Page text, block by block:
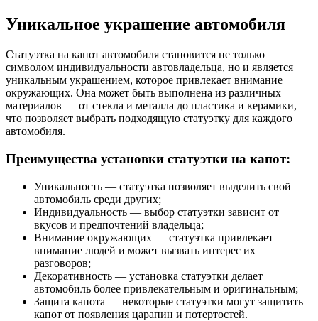
Уникальное украшение автомобиля
Статуэтка на капот автомобиля становится не только
символом индивидуальности автовладельца, но и является
уникальным украшением, которое привлекает внимание
окружающих. Она может быть выполнена из различных
материалов — от стекла и металла до пластика и керамики,
что позволяет выбрать подходящую статуэтку для каждого
автомобиля.
Преимущества установки статуэтки на капот:
Уникальность — статуэтка позволяет выделить свой
автомобиль среди других;
Индивидуальность — выбор статуэтки зависит от
вкусов и предпочтений владельца;
Внимание окружающих — статуэтка привлекает
внимание людей и может вызвать интерес их
разговоров;
Декоративность — установка статуэтки делает
автомобиль более привлекательным и оригинальным;
Защита капота — некоторые статуэтки могут защитить
капот от появления царапин и потертостей.